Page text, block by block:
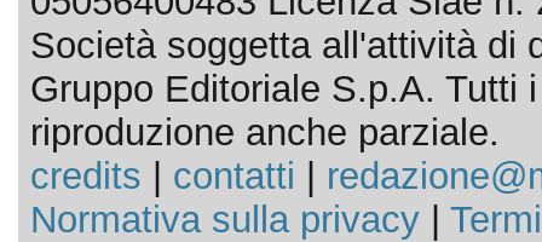
Società soggetta all'attività di
Gruppo Editoriale S.p.A. Tutti
riproduzione anche parziale.
credits
contatti
Normativa sulla privacy|